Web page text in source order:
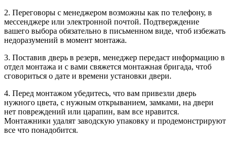
2. Переговоры с менеджером возможны как по телефону, в
мессенджере или электронной почтой. Подтверждение
вашего выбора обязательно в письменном виде, чтоб избежать
недоразумений в момент монтажа.
3. Поставив дверь в резерв, менеджер передаст информацию в
отдел монтажа и с вами свяжется монтажная бригада, чтоб
сговориться о дате и времени установки двери.
4. Перед монтажом убедитесь, что вам привезли дверь
нужного цвета, с нужным открыванием, замками, на двери
нет повреждений или царапин, вам все нравится.
Монтажники удалят заводскую упаковку и продемонстрируют
все что понадобится.